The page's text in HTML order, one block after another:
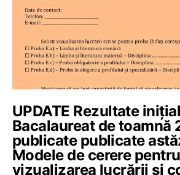
UPDATE Rezultate
Bacalaureat de toamnă
publicate publicate
Modele de cerere pentru
vizualizarea lucrării și